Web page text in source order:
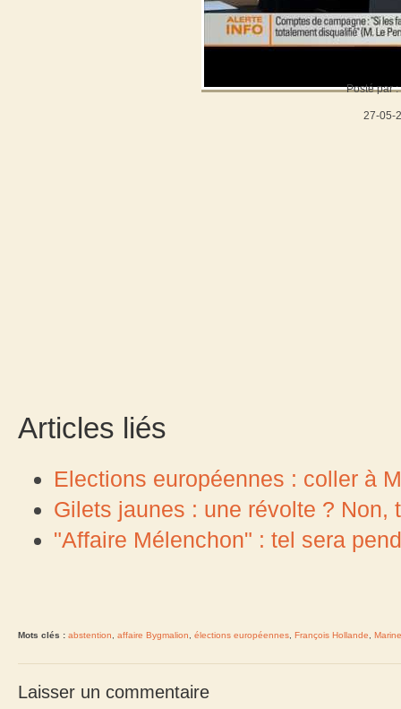
Posté par :
27-05-
Articles liés
Elections européennes : coller à
Gilets jaunes : une révolte ? Non,
"Affaire Mélenchon" : tel sera
Mots clés : abstention affaire Bygmalion élections européennes François Hollande
Laisser un commentaire